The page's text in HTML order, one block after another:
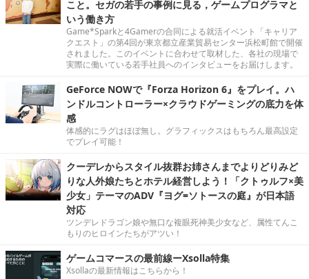
こと。セガの若手の事例に見る，ゲームプログラマと
いう働き方
Game*Sparkと4Gamerの合同による就活イベント「キャリア
クエスト」の第4回が東京都立産業貿易センター浜松町館で開催
されました。このイベントに合わせて取材した、各社の現場で
実際に働いている若手社員へのインタビューをお届けします。
GeForce NOWで『Forza Horizon 6』をプレイ。ハ
ンドルコントローラー×クラウドゲーミングの底力を体
感
体感的にラグはほぼ無し。グラフィックスはもちろん最高設定
でプレイ可能！
クーデレからスタイル抜群お姉さんまでよりどりみど
りな人外娘たちとホテル経営しよう！「クトゥルフ×美
少女」テーマのADV『ヨグ=ソトースの庭』が日本語
対応
ツンデレドラゴン娘や無口な複眼死神美少女など、属性てんこ
もりのヒロインたちがアツい！
ゲームコマースの最前線ーXsolla特集
Xsollaの最新情報はこちらから！